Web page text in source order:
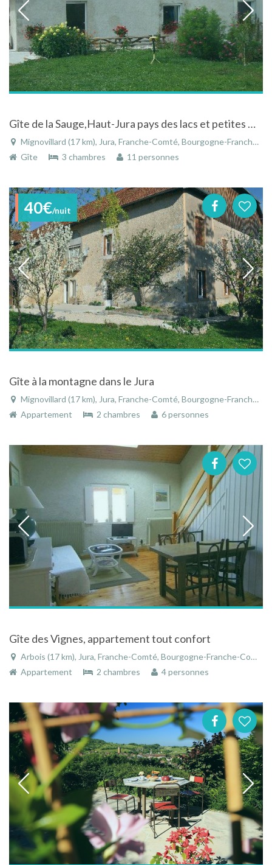
Gîte de la Sauge,Haut-Jura pays des lacs et petites montagne, ski nordique et alpin, rando, baignade
Mignovillard (17 km), Jura, Franche-Comté, Bourgogne-Franche-Comté, France
Gîte
3 chambres 11 personnes
40€/nuit
Gîte à la montagne dans le Jura
Mignovillard (17 km), Jura, Franche-Comté, Bourgogne-Franche-Comté, France
Appartement
2 chambres 6 personnes
Gîte des Vignes, appartement tout confort
Arbois (17 km), Jura, Franche-Comté, Bourgogne-Franche-Comté, France
Appartement
2 chambres 4 personnes